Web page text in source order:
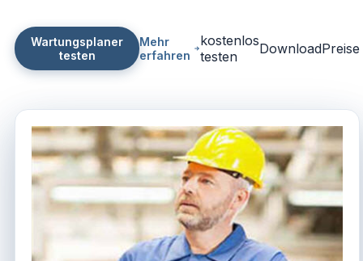
Wartungsplaner
testen
Mehr
erfahren
kostenlos
testen
DownloadPreise